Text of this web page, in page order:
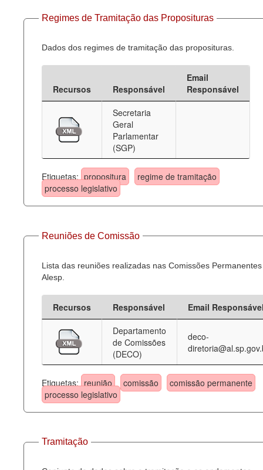
Regimes de Tramitação das Proposituras
Dados dos regimes de tramitação das proposituras.
Recursos Responsável
Email
Responsável
Secretaria
Geral
Parlamentar
(SGP)
Etiquetas: propositura
regime de tramitação
processo legislativo
Reuniões de Comissão
Lista das reuniões realizadas nas Comissões
Alesp.
Recursos Responsável
Email
Departamento
de Comissões
(DECO)
deco-
Etiquetas: reunião comissão
comissão permanente
processo legislativo
Tramitação